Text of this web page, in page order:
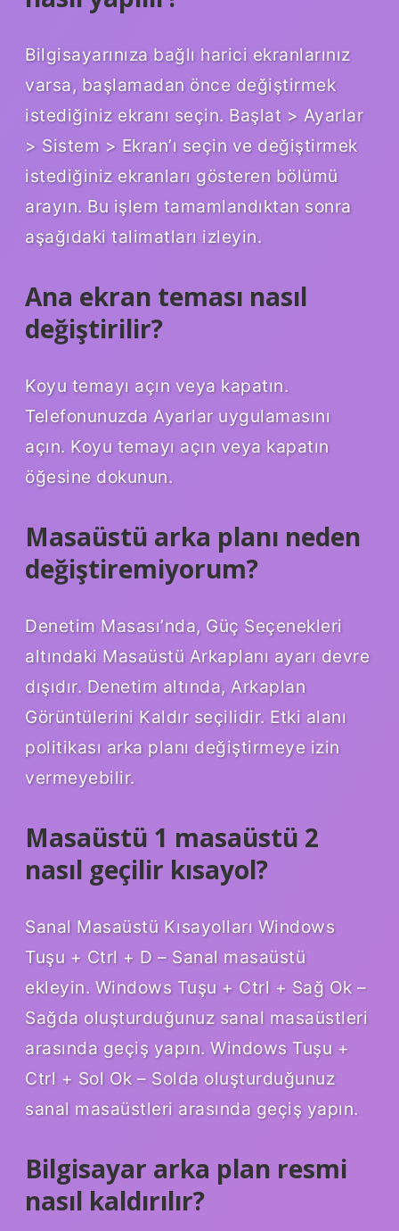
Bilgisayarınıza bağlı harici ekranlarınız
varsa, başlamadan önce değiştirmek
istediğiniz ekranı seçin. Başlat > Ayarlar
> Sistem > Ekran’ı seçin ve değiştirmek
istediğiniz ekranları gösteren bölümü
arayın. Bu işlem tamamlandıktan sonra
aşağıdaki talimatları izleyin.
Ana ekran teması nasıl
değiştirilir?
Koyu temayı açın veya kapatın.
Telefonunuzda Ayarlar uygulamasını
açın. Koyu temayı açın veya kapatın
öğesine dokunun.
Masaüstü arka planı neden
değiştiremiyorum?
Denetim Masası’nda, Güç Seçenekleri
altındaki Masaüstü Arkaplanı ayarı devre
dışıdır. Denetim altında, Arkaplan
Görüntülerini Kaldır seçilidir. Etki alanı
politikası arka planı değiştirmeye izin
vermeyebilir.
Masaüstü 1 masaüstü 2
nasıl geçilir kısayol?
Sanal Masaüstü Kısayolları Windows
Tuşu + Ctrl + D – Sanal masaüstü
ekleyin. Windows Tuşu + Ctrl + Sağ Ok –
Sağda oluşturduğunuz sanal masaüstleri
arasında geçiş yapın. Windows Tuşu +
Ctrl + Sol Ok – Solda oluşturduğunuz
sanal masaüstleri arasında geçiş yapın.
Bilgisayar arka plan resmi
nasıl kaldırılır?